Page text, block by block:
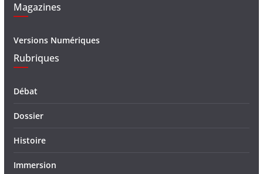
Magazines
Versions Numériques
Rubriques
Débat
Dossier
Histoire
Immersion